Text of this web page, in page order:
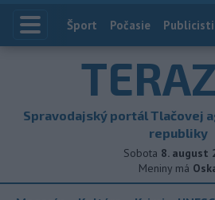
Index
Šport Počasie
TERAZ
Spravodajský portál Tlačovej
republiky
Sobota 8. august
Meniny má